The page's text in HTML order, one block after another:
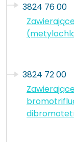
3824 76 00
3824 72 00